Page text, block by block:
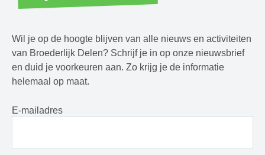
Wil je op de hoogte blijven van alle nieuws en activiteiten
van Broederlijk Delen? Schrijf je in op onze nieuwsbrief
en duid je voorkeuren aan. Zo krijg je de informatie
helemaal op maat.
E-mailadres